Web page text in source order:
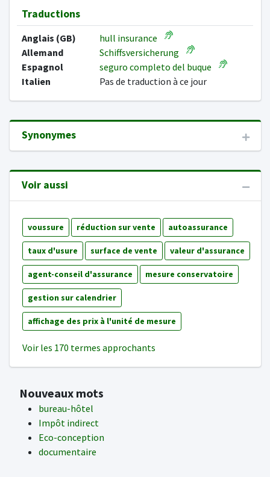
Traductions
Anglais (GB)
hull insurance
Allemand
Schiffsversicherung
Espagnol
seguro completo del buque
Italien
Pas de traduction à ce jour
Synonymes
Voir aussi
voussure réduction sur vente autoassurance
taux d'usure surface de vente valeur d'assurance
agent-conseil d'assurance mesure conservatoire
gestion sur calendrier
affichage des prix à l'unité de mesure
Voir les 170 termes approchants
Nouveaux mots
bureau-hôtel
Impôt indirect
Eco-conception
documentaire